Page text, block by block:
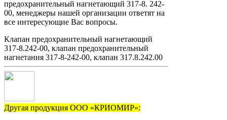
предохранительный нагнетающий 317-8. 242-
00, менеджеры нашей организации ответят на
все интересующие Вас вопросы.
Клапан предохранительный нагнетающий
317-8.242-00, клапан предохранительный
нагнетания 317-8-242-00, клапан 317.8.242.00
Другая продукция ООО «КРИОМИР»: